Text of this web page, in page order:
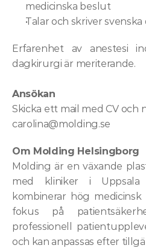
medicinska beslut
Talar och skriver
Erfarenhet av anestesi
dagkirurgi är meriterande.
Ansökan
Skicka ett mail med CV och
carolina@molding.se
Om Molding Helsingborg
Molding är en växande
med kliniker i Uppsala
kombinerar hög
fokus på
professionell
och kan anpassas efter